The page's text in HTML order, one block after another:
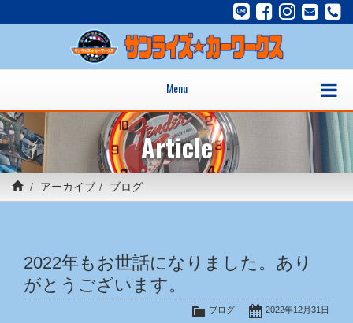
Menu
Article
アーカイブ ブログ
2022年もお世話になりました。あり
がとうございます。
2022年12月31日
ブログ